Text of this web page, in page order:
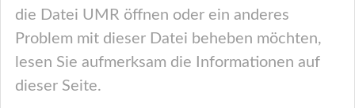
die Datei UMR öffnen oder ein anderes
Problem mit dieser Datei beheben möchten,
lesen Sie aufmerksam die Informationen auf
dieser Seite.